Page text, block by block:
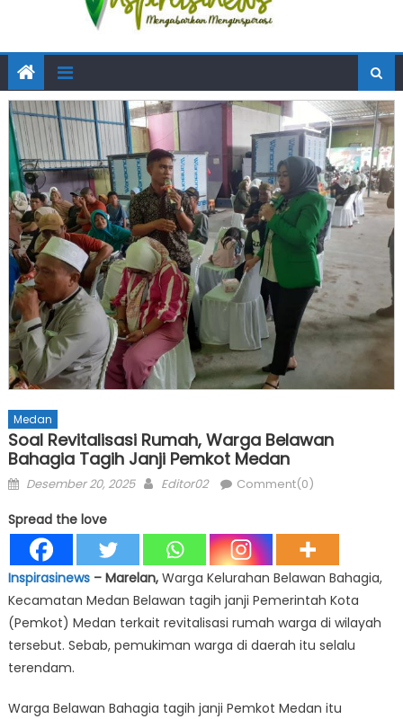
Medan
Soal Revitalisasi Rumah, Warga Belawan
Bahagia Tagih Janji Pemkot Medan
Posted
Desember 20, 2025 Author
Editor02 Comment(0)
Spread the love
Inspirasinews– Marelan,Warga Kelurahan Belawan Bahagia,
Kecamatan Medan Belawan tagih janji Pemerintah Kota
(Pemkot) Medan terkait revitalisasi rumah warga di wilayah
tersebut. Sebab, pemukiman warga di daerah itu selalu
terendam.
Warga Belawan Bahagia tagih janji Pemkot Medan itu